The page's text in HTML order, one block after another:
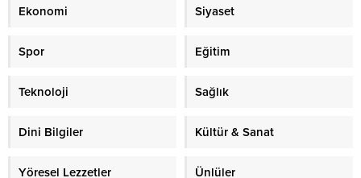
Ekonomi Siyaset
Spor Eğitim
Teknoloji Sağlık
Dini Bilgiler Kültür & Sanat
Yöresel Lezzetler Ünlüler